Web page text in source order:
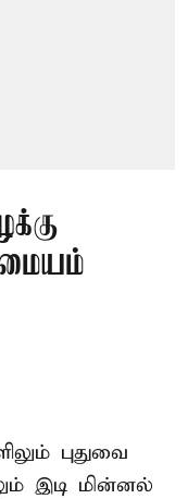
புதுவை
இடி மின்னல்